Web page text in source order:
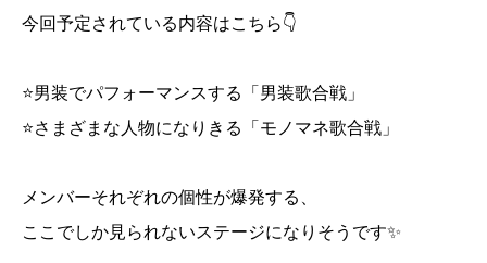
今回予定されている内容はこちら👇
⭐男装でパフォーマンスする「男装歌合戦」
⭐さまざまな人物になりきる「モノマネ歌合戦」
メンバーそれぞれの個性が爆発する、
ここでしか見られないステージになりそうです✨